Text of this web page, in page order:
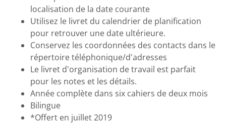
localisation de la date courante
Utilisez le livret du calendrier de planification
pour retrouver une date ultérieure.
Conservez les coordonnées des contacts dans le
répertoire téléphonique/d'adresses
Le livret d'organisation de travail est parfait
pour les notes et les détails.
Année complète dans six cahiers de deux mois
Bilingue
*Offert en juillet 2019